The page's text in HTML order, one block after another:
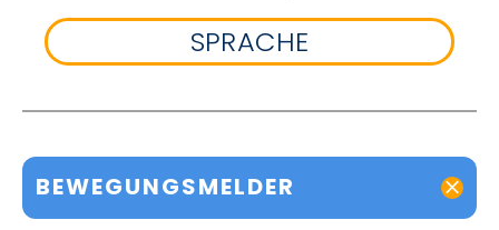
SPRACHE
BEWEGUNGSMELDER